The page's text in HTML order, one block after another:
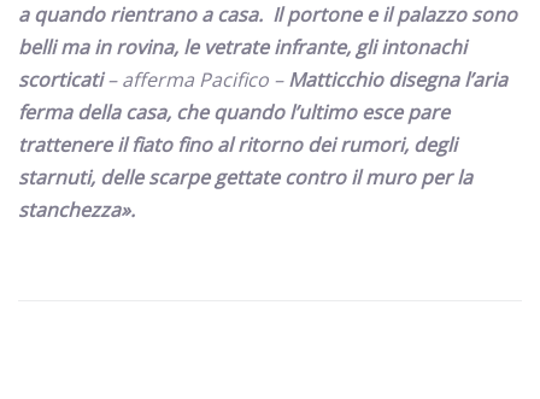
a quando rientrano a casa. Il portone e il palazzo sono
belli ma in rovina, le vetrate infrante, gli intonachi
scorticati – afferma Pacifico – Matticchio disegna l’aria
ferma della casa, che quando l’ultimo esce pare
trattenere il fiato fino al ritorno dei rumori, degli
starnuti, delle scarpe gettate contro il muro per la
stanchezza».